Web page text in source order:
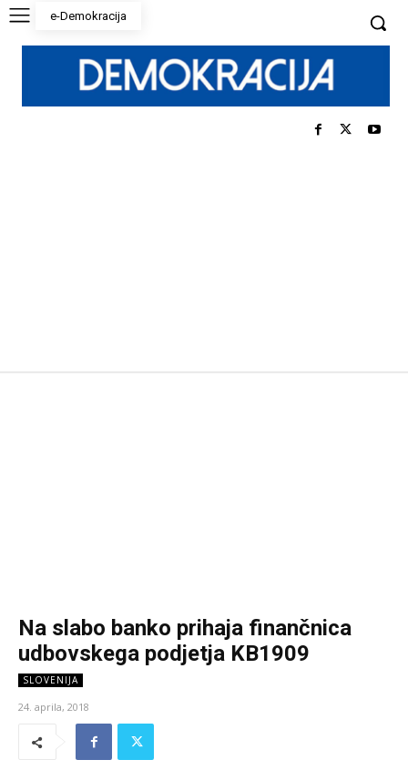
e-Demokracija
Na slabo banko prihaja finančnica
udbovskega podjetja KB1909
SLOVENIJA
24. aprila, 2018